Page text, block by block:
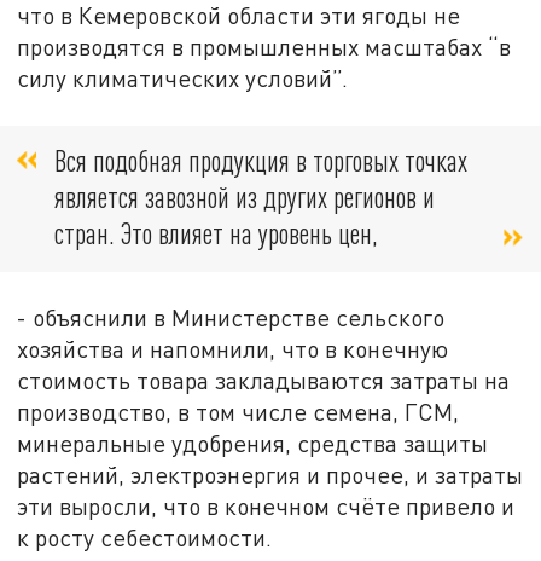
что в Кемеровской области эти ягоды не
производятся в промышленных масштабах “в
силу климатических условий”.
Вся подобная продукция в торговых точках
является завозной из других регионов и
стран. Это влияет на уровень цен,
- объяснили в Министерстве сельского
хозяйства и напомнили, что в конечную
стоимость товара закладываются затраты на
производство, в том числе семена, ГСМ,
минеральные удобрения, средства защиты
растений, электроэнергия и прочее, и затраты
эти выросли, что в конечном счёте привело и
к росту себестоимости.